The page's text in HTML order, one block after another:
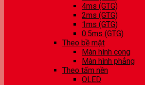
4ms (GTG)
2ms (GTG)
1ms (GTG)
0.5ms (GTG)
Theo bề mặt
Màn hình cong
Màn hình phẳng
Theo tấm nền
OLED